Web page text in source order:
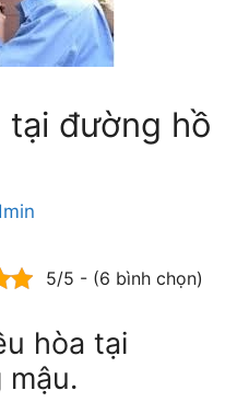
tại đường hồ
5/5 - (6 bình chọn)
hòa tại